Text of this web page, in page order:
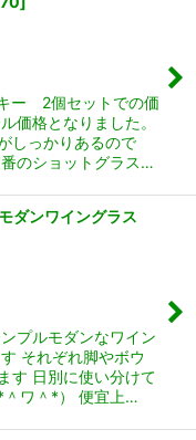
ー 2個セットでの価
価格となりました。
しっかりあるので
のショットグラス…
ダンワイングラス
プルモダンなワイン
それぞれ脚やボウ
す 日別に使い分けて
＾ワ＾*） 便宜上…